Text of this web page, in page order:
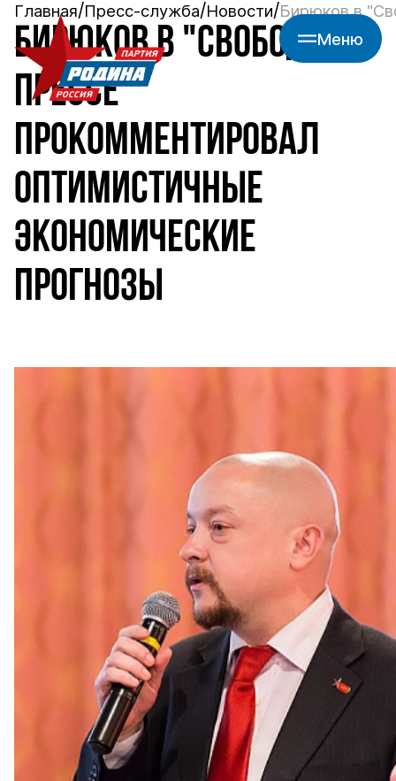
Меню
Главная Пресс-служба Новости Бирюков в
БИРЮКОВ В "СВОБОДНОЙ
ПРЕССЕ"
ПРОКОММЕНТИРОВАЛ
ОПТИМИСТИЧНЫЕ
ЭКОНОМИЧЕСКИЕ
ПРОГНОЗЫ